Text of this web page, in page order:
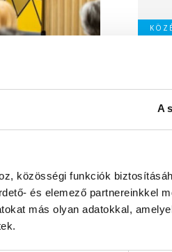
A
közösségi funkciók
és elemező partnereinkkel
más olyan adatokkal,